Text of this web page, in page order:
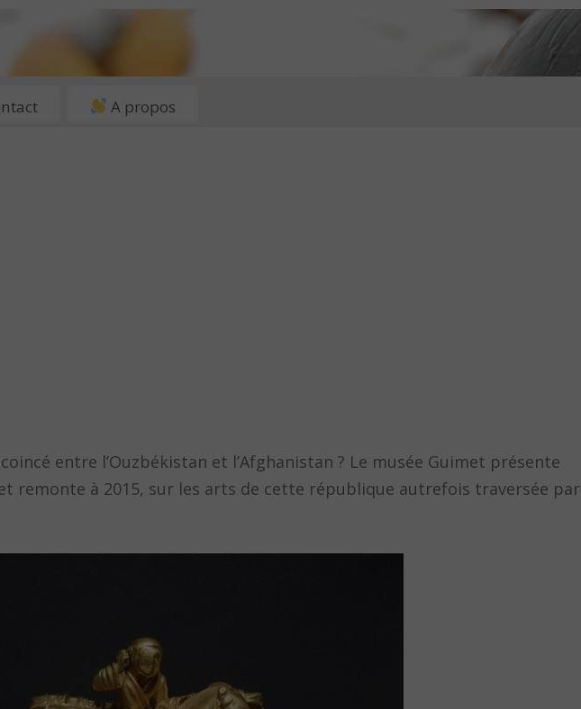
A propos
entre l’Ouzbékistan et l’Afghanistan ? Le musée Guimet présente
remonte à 2015, sur les arts de cette république autrefois traversée par